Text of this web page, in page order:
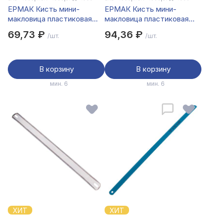
ЕРМАК Кисть мини-
макловица пластиковая
69,73 ₽ /шт.
В корзину
мин. 6
ЕРМАК Кисть мини-
макловица пластиковая
94,36 ₽ /шт.
В корзину
мин. 6
ХИТ ХИТ